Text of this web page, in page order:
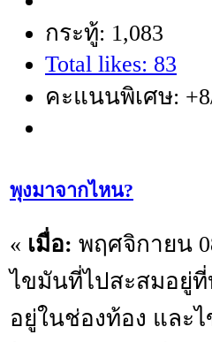
กระทู้: 1,083
Total likes: 83
คะแนนพิเศษ:
พุงมาจากไหน?
« เมื่อ: พฤศจิกายน
ไขมันที่ไปสะสมอยู่
อยู่ในช่องท้อง และ